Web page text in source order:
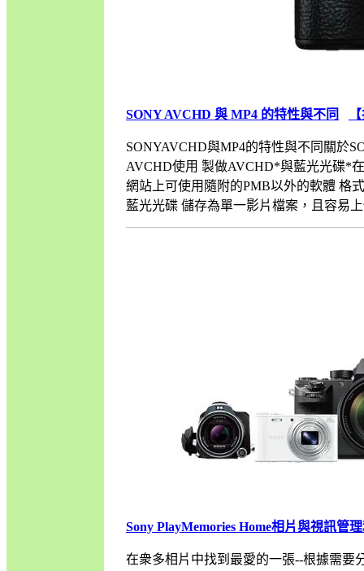
SONY AVCHD 與 MP4 的特性與不同
SONYAVCHD與MP4的特性與不同關於
AVCHD使用 製做AVCHD*與藍光光碟*
網站上可使用隨附的PMB以外的軟體 格
藍光光碟 儲存為單一影片檔案，且容易
Sony PlayMemories Home相片與視訊管
在衆多相片中找到最愛的一張--根據需要